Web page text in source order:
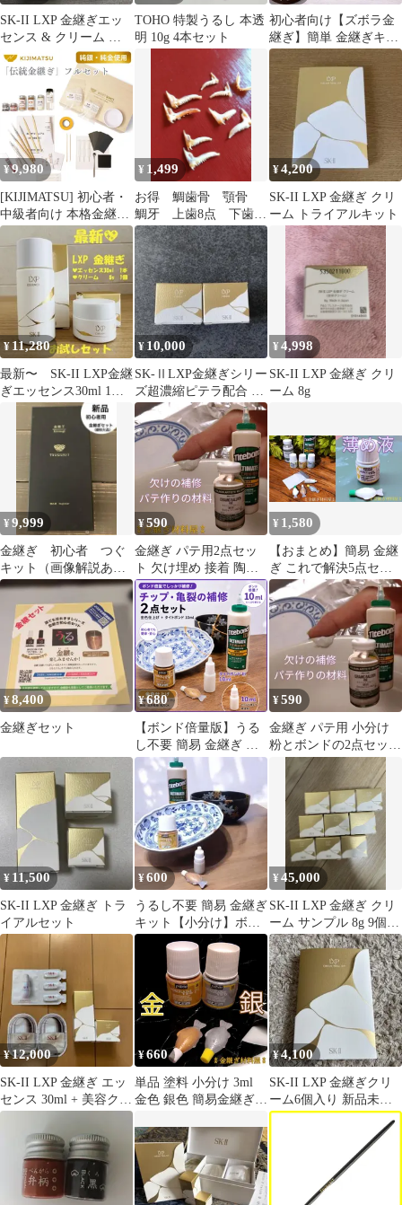
SK-II LXP 金継ぎエッ
センス & クリーム ト
ライアルセット
TOHO 特製うるし 本透
明 10g 4本セット
初心者向け【ズボラ金
継ぎ】簡単 金継ぎキッ
ト これで解決3点セッ
ト 小分け材料
¥9,980
[KIJIMATSU] 初心者・
中級者向け 本格金継ぎ
フルセット 純金粉 純銀
紛 本漆などの自然素材
使用 金継ぎキット 金継
ぎセット 【初心者にも
分かりやすい丁寧マニ
ュアル付き】
¥ 1,499
お得 鯛歯骨 顎骨
鯛牙 上歯8点 下歯1
点 計9点 金継ぎ 不
思議
¥4,200
SK-II LXP 金継ぎ クリ
ーム トライアルキット
¥ 11,280
最新〜 SK-II LXP金継
ぎエッセンス30ml 1本
+クリーム8gx1個
¥ 10,000
SK-ⅡLXP金継ぎシリー
ズ超濃縮ピテラ配合 ク
リーム(美容クリーム)
8g×2
¥4,998
SK-II LXP 金継ぎ クリ
ーム 8g
¥9,999
金継ぎ 初心者 つぐ
キット（画像解説あ
り）※銀粉欠品 つぐ
セット
¥590
金継ぎ パテ用2点セッ
ト 欠け埋め 接着 陶器
補修 材料 小分け
¥ 1,580
【おまとめ】簡易 金継
ぎ これで解決5点セッ
ト 粉とボンド 塗料3色
+ 薄め液
¥8,400
金継ぎセット
¥680
【ボンド倍量版】うる
し不要 簡易 金継ぎ キ
ット【小分け】ボンド
＆塗料 2点セット 補修
用
¥590
金継ぎ パテ用 小分け
粉とボンドの2点セット
接着 欠け埋め 陶器の補
¥ 11,500
SK-II LXP 金継ぎ トラ
イアルセット
¥600
うるし不要 簡易 金継ぎ
キット【小分け】ボン
ド＆塗料 2点セット 金
色 補修用
¥45,000
SK-II LXP 金継ぎ クリ
ーム サンプル 8g 9個セ
ット
¥12,000
SK-II LXP 金継ぎ エッ
センス 30ml + 美容クリ
ーム 8g ほか
¥660
単品 塗料 小分け 3ml
金色 銀色 簡易金継ぎ
セレン アクリル絵具 陶
器の絵付け ヒビ、ニュ
ウ 補修 ガラス
¥4,100
SK-II LXP 金継ぎクリ
ーム6個入り 新品未使
用